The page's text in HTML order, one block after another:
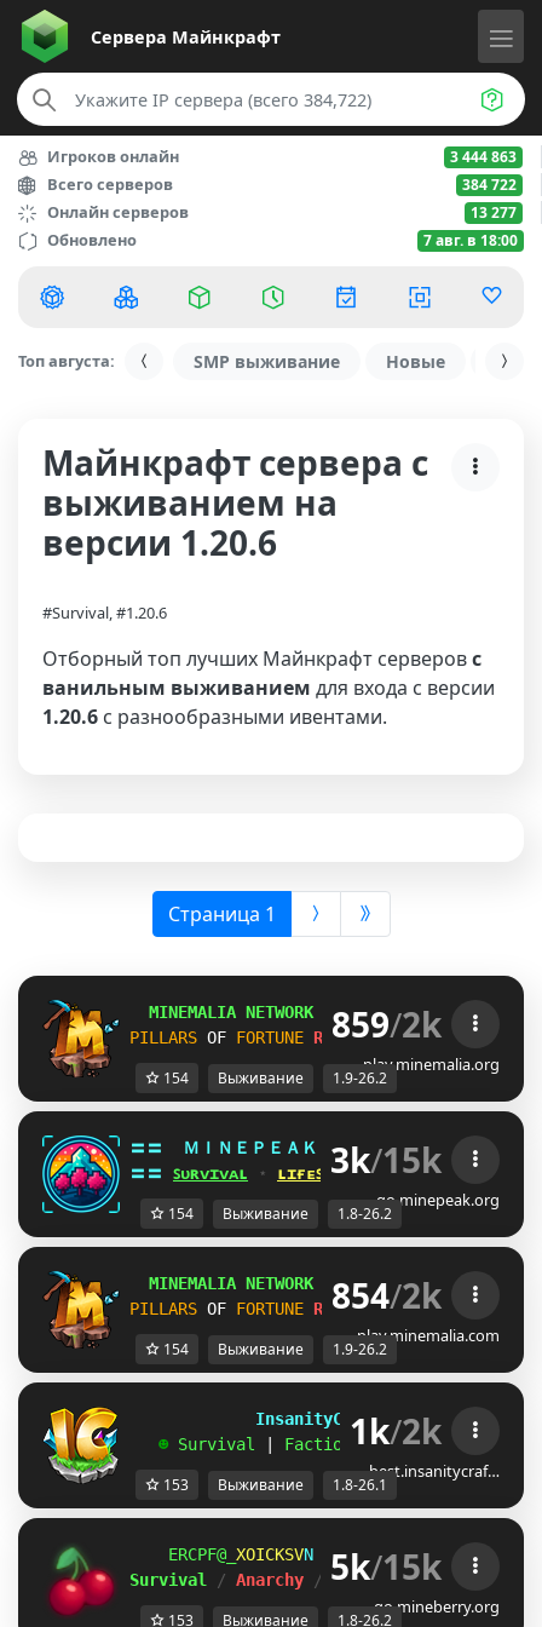
Сервера Майнкрафт
Игроков онлайн 3 444 863
Всего серверов 384 722
Онлайн серверов 13 277
Обновлено 7 авг. в 18:00
Топ августа: SMP выживание Новые С
Майнкрафт сервера с
выживанием на
версии 1.20.6
#Survival, #1.20.6
Отборный топ лучших Майнкрафт серверовс
ванильным выживанием для входа с версии
1.20.6 с разнообразными ивентами.
Страница 1 (выбрана)
MINEMALIA NETWORK 1.9-26.2 |
SUMMER
PILLARS OF FORTUNE RELEASE! SURVIVAL
859/2k
play.minemalia.org
154 Выживание 1.9-26.2
〓〓 ＭＩＮＥＰＥＡＫ ¤ 1.8 - 26.2
〓〓 ꜱᴜʀᴠɪᴠᴀʟ ⋆ ʟɪғᴇꜱᴛᴇᴀʟ ⋆ ʙᴇᴅᴡᴀʀꜱ ⋆
3k/15k
go.minepeak.org
154 Выживание 1.8-26.2
MINEMALIA NETWORK 1.9-26.2 |
SUMMER
PILLARS OF FORTUNE RELEASE! SURVIVAL
854/2k
play.minemalia.com
154 Выживание 1.9-26.2
InsanityCraft || 1.8 - 26.1
☻ Survival Factions | Skyblock
1k/2k
best.insanitycraf…
153 Выживание 1.8-26.1
\GBDWHR Z]ENONQ] ＭＩＮＥＢＥＲＲＹ
Survival
/ Anarchy / BedWars / SkyWars
5k/15k
go.mineberry.org
153 Выживание 1.8-26.2